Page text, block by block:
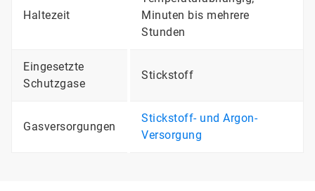
Haltezeit
Minuten bis mehrere
Stunden
Eingesetzte
Schutzgase
Stickstoff
Gasversorgungen
Stickstoff- und Argon-
Versorgung